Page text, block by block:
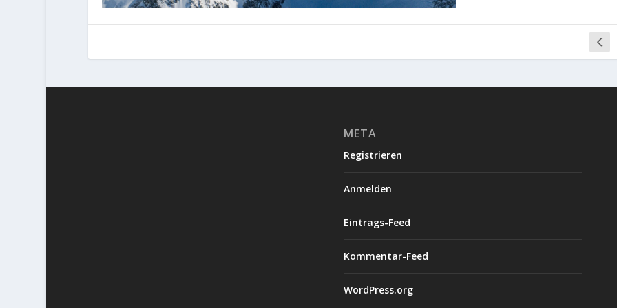
META
Registrieren
Anmelden
Eintrags-Feed
Kommentar-Feed
WordPress.org